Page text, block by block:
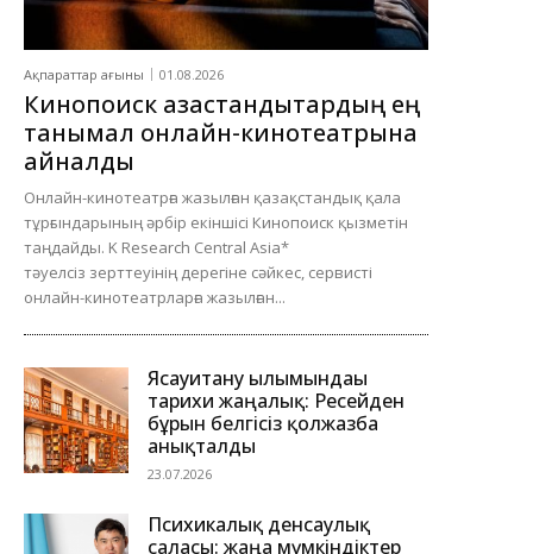
Ақпараттар ағыны 01.08.2026
Кинопоиск қазақстандықтардың ең
танымал онлайн-кинотеатрына
айналды
Онлайн-кинотеатрға жазылған қазақстандық қала
тұрғындарының әрбір екіншісі Кинопоиск қызметін
таңдайды. K Research Central Asia*
тәуелсіз зерттеуінің дерегіне сәйкес, сервисті
онлайн-кинотеатрларға жазылған...
Ясауитану ғылымындағы
тарихи жаңалық: Ресейден
бұрын белгісіз қолжазба
анықталды
23.07.2026
Психикалық денсаулық
саласы: жаңа мүмкіндіктер